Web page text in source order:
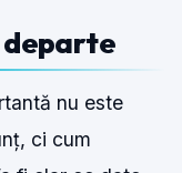
departe
nu este
ci cum